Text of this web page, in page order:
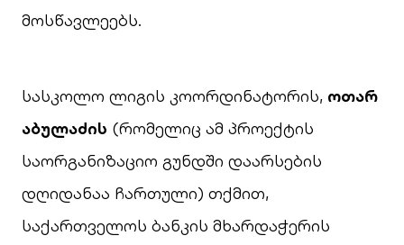
მოსწავლეებს.
სასკოლო ლიგის კოორდინატორის, ოთარ
აბულაძის (რომელიც ამ პროექტის
საორგანიზაციო გუნდში დაარსების
დღიდანაა ჩართული) თქმით,
საქართველოს ბანკის მხარდაჭერის